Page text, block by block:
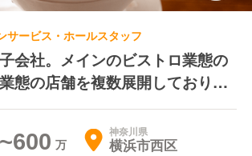
サービス・ホールスタッフ
会社。メインのビストロ業態の
態の店舗を複数展開しておりま
実、キャリアプランも明確で家
におすすめ
神奈川県
横浜市西区